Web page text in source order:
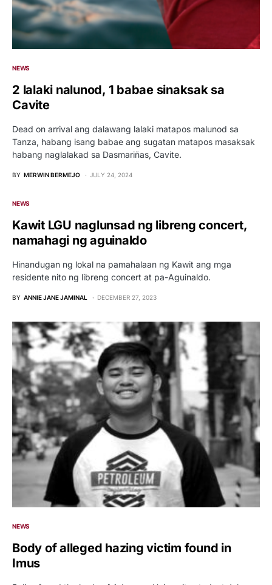
NEWS
2 lalaki nalunod, 1 babae sinaksak sa
Cavite
Dead on arrival ang dalawang lalaki matapos malunod sa
Tanza, habang isang babae ang sugatan matapos masaksak
habang naglalakad sa Dasmariñas, Cavite.
BY MERWIN BERMEJO JULY 24, 2024
NEWS
Kawit LGU naglunsad ng libreng concert,
namahagi ng aguinaldo
Hinandugan ng lokal na pamahalaan ng Kawit ang mga
residente nito ng libreng concert at pa-Aguinaldo.
BY ANNIE JANE JAMINAL DECEMBER 27, 2023
NEWS
Body of alleged hazing victim found in
Imus